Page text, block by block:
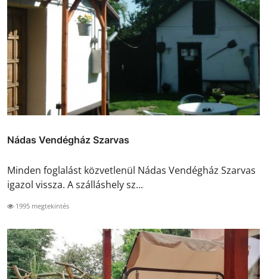
Nádas Vendégház Szarvas
Minden foglalást közvetlenül Nádas Vendégház Szarvas
igazol vissza. A szálláshely sz...
1995 megtekintés